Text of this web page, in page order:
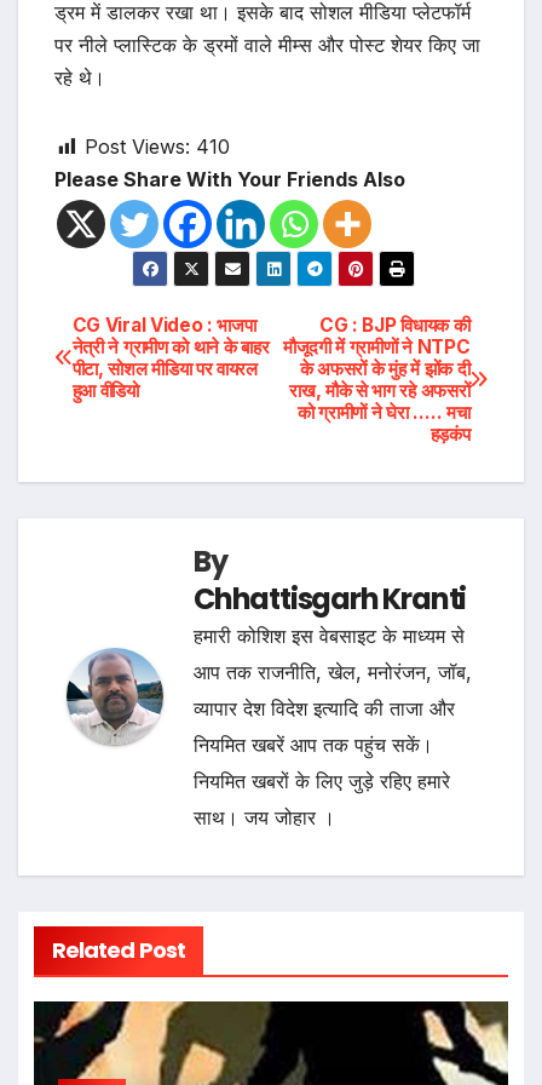
ड्रम में डालकर रखा था। इसके बाद सोशल मीडिया प्लेटफॉर्म
पर नीले प्लास्टिक के ड्रमों वाले मीम्स और पोस्ट शेयर किए जा
रहे थे।
Post Views: 410
Please Share With Your Friends Also
Post
navigation
CG : BJP विधायक की
मौजूदगी में ग्रामीणों ने NTPC
के अफसरों के मुंह में झोंक दी
राख, मौके से भाग रहे अफसरों
को ग्रामीणों ने घेरा ….. मचा
हड़कंप
CG Viral Video : भाजपा
नेत्री ने ग्रामीण को थाने के बाहर
पीटा, सोशल मीडिया पर वायरल
हुआ वीडियो
By
Chhattisgarh Kranti
हमारी कोशिश इस वेबसाइट के माध्यम से
आप तक राजनीति, खेल, मनोरंजन, जॉब,
व्यापार देश विदेश इत्यादि की ताजा और
नियमित खबरें आप तक पहुंच सकें।
नियमित खबरों के लिए जुड़े रहिए हमारे
साथ। जय जोहार ।
Related Post